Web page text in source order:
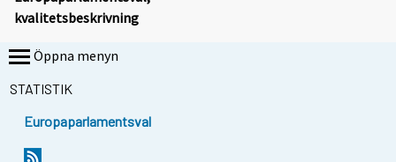
kvalitetsbeskrivning
Öppna menyn
STATISTIK
Europaparlamentsval